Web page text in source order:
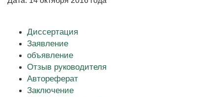
Диссертация
Заявление
объявление
Отзыв руководителя
Автореферат
Заключение